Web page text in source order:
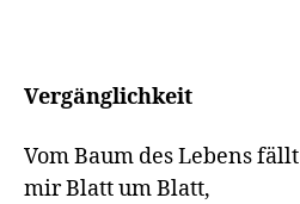
Vergänglichkeit
Vom Baum des Lebens fällt
mir Blatt um Blatt,